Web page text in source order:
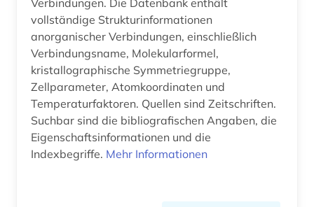
agricola (1)
agrikulturchemie (2)
agrochemikalie (1)
agrophysik (1)
agäische kultur (1)
ahnen (1)
Verbindungen. Die Datenbank enthält
vollständige Strukturinformationen
anorganischer Verbindungen, einschließlich
Verbindungsname, Molekularformel,
kristallographische Symmetriegruppe,
Zellparameter, Atomkoordinaten und
Temperaturfaktoren. Quellen sind Zeitschriften.
Suchbar sind die bibliografischen Angaben, die
Eigenschaftsinformationen und die
Indexbegriffe. Mehr Informationen